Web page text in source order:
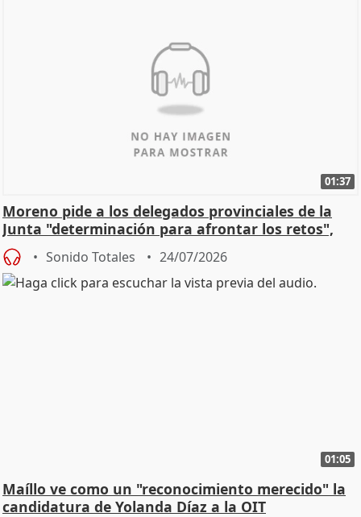
01:37
Moreno pide a los delegados provinciales de la
Junta "determinación para afrontar los retos",
diálog
Sonido Totales 24/07/2026
01:05
Maíllo ve como un "reconocimiento merecido" la
candidatura de Yolanda Díaz a la OIT